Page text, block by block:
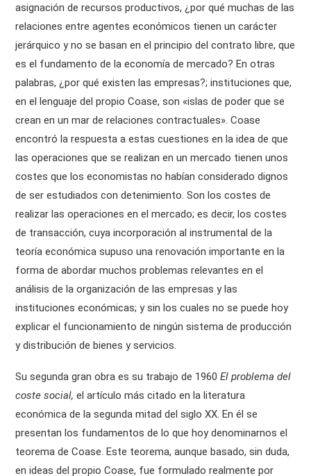
asignación de recursos productivos, ¿por qué muchas de las
relaciones entre agentes económicos tienen un carácter
jerárquico y no se basan en el principio del contrato libre, que
es el fundamento de la economía de mercado? En otras
palabras, ¿por qué existen las empresas?; instituciones que,
en el lenguaje del propio Coase, son «islas de poder que se
crean en un mar de relaciones contractuales». Coase
encontró la respuesta a estas cuestiones en la idea de que
las operaciones que se realizan en un mercado tienen unos
costes que los economistas no habían considerado dignos
de ser estudiados con detenimiento. Son los costes de
realizar las operaciones en el mercado; es decir, los costes
de transacción, cuya incorporación al instrumental de la
teoría económica supuso una renovación importante en la
forma de abordar muchos problemas relevantes en el
análisis de la organización de las empresas y las
instituciones económicas; y sin los cuales no se puede hoy
explicar el funcionamiento de ningún sistema de producción
y distribución de bienes y servicios.
Su segunda gran obra es su trabajo de 1960El problema del
coste social, el artículo más citado en la literatura
económica de la segunda mitad del siglo XX. En él se
presentan los fundamentos de lo que hoy denominarnos el
teorema de Coase. Este teorema, aunque basado, sin duda,
en ideas del propio Coase, fue formulado realmente por